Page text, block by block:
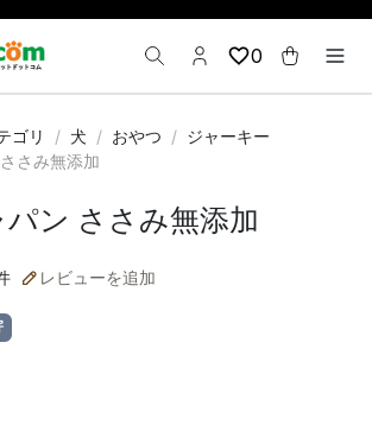
0
ゴリ 犬 おやつ
ジャーキー
さみ無添加
ン ささみ無添加
レビューを追加